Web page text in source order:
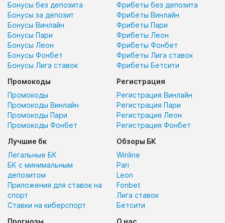
Бонусы без депозита
Бонусы за депозит
Бонусы Винлайн
Бонусы Пари
Бонусы Леон
Бонусы Фонбет
Бонусы Лига ставок
Фрибеты без депозита
Фрибеты Винлайн
Фрибеты Пари
Фрибеты Леон
Фрибеты Фонбет
Фрибеты Лига ставок
Фрибеты Бетсити
Промокоды
Промокоды
Промокоды Винлайн
Промокоды Пари
Промокоды Фонбет
Регистрация
Регистрация Винлайн
Регистрация Пари
Регистрация Леон
Регистрация Фонбет
Лучшие бк
Легальные БК
БК с минимальным
депозитом
Приложения для ставок на
спорт
Ставки на киберспорт
Обзоры БК
Winline
Pari
Leon
Fonbet
Лига ставок
Бетсити